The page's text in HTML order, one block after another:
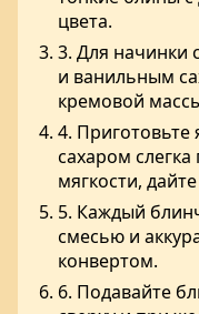
цвета.
3. Для начинки
и ванильным
кремовой
4. Приготовьте
сахаром
мягкости,
5. Каждый
смесью и
конвертом.
6. Подавайте